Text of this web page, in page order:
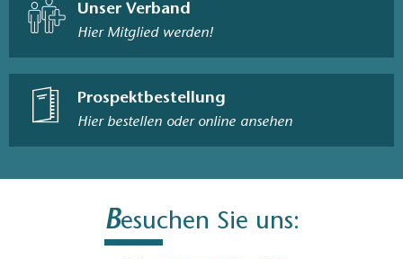
Unser Verband
Hier Mitglied werden!
Prospektbestellung
Hier bestellen oder online ansehen
Besuchen Sie uns: